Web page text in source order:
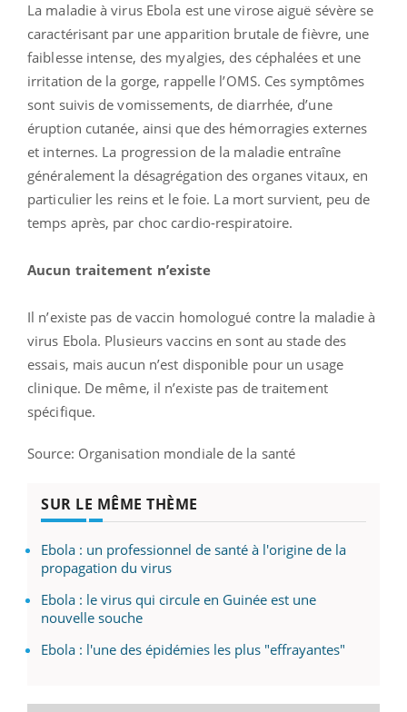
La maladie à virus Ebola est une virose aiguë sévère se
caractérisant par une apparition brutale de fièvre, une
faiblesse intense, des myalgies, des céphalées et une
irritation de la gorge, rappelle l’OMS. Ces symptômes
sont suivis de vomissements, de diarrhée, d’une
éruption cutanée, ainsi que des hémorragies externes
et internes. La progression de la maladie entraîne
généralement la désagrégation des organes vitaux, en
particulier les reins et le foie. La mort survient, peu de
temps après, par choc cardio-respiratoire.
Aucun traitement n’existe
Il n’existe pas de vaccin homologué contre la maladie à
virus Ebola. Plusieurs vaccins en sont au stade des
essais, mais aucun n’est disponible pour un usage
clinique. De même, il n’existe pas de traitement
spécifique.
Source: Organisation mondiale de la santé
SUR LE MÊME THÈME
Ebola : un professionnel de santé à l'origine de la
propagation du virus
Ebola : le virus qui circule en Guinée est une
nouvelle souche
Ebola : l'une des épidémies les plus "effrayantes"